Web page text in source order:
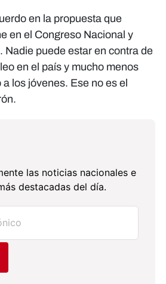
en la propuesta que
en el Congreso Nacional y
Nadie puede estar en contra de
en el país y mucho menos
los jóvenes. Ese no es el
las noticias nacionales e
destacadas del día.